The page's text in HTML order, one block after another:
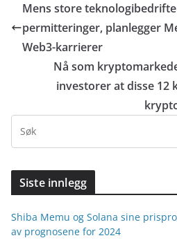
Mens store
permitteringer, planlegger
Web3-karrierer
Nå som
investorer at disse 12
Siste innlegg
Shiba Memu og Solana sine
av prognosene for 2024